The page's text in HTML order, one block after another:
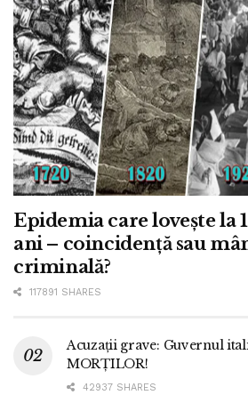
Epidemia care lovește la
ani – coincidență sau
criminală?
117891 SHARES
Acuzații grave: Guvernul
MORȚILOR!
42937 SHARES